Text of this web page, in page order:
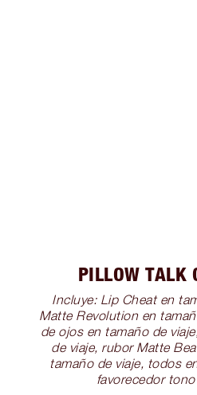
PILLOW TALK
Incluye: Lip Cheat en
Matte Revolution en
de ojos en tamaño de
de viaje, rubor Matte
tamaño de viaje, todos
favorecedor